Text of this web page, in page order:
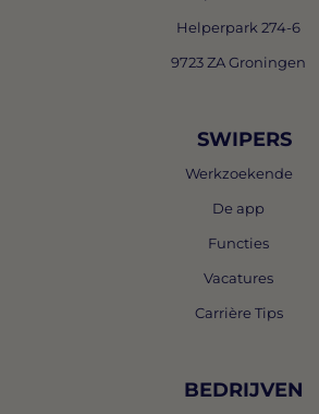
Helperpark 274-6
9723 ZA Groningen
SWIPERS
Werkzoekende
De app
Functies
Vacatures
Carrière Tips
BEDRIJVEN